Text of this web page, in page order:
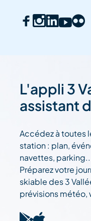
L'appli 3
assistant
Accédez à toutes
station : plan,
navettes,
Préparez votre
skiable des 3
prévisions